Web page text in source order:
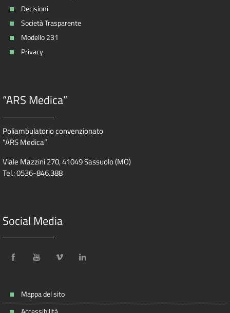
Decisioni
Società Trasparente
Modello 231
Privacy
“ARS Medica”
Poliambulatorio convenzionato
“ARS Medica”
Viale Mazzini 270, 41049 Sassuolo (MO)
Tel.: 0536-846.388
Social Media
Mappa del sito